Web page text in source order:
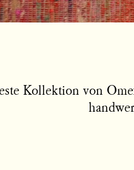
Kollektion von